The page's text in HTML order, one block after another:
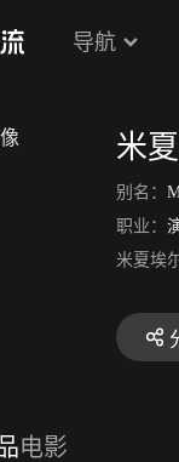
导航
米
别名：
职业：
米夏埃
电影